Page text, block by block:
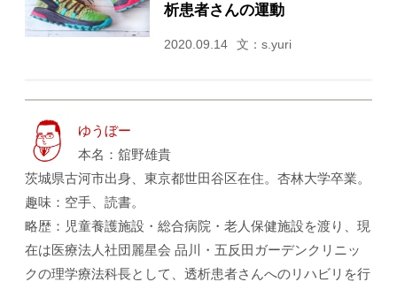
析患者さんの運動
2020.09.14 文：s.yuri
ゆうぼー
本名：舘野雄貴
茨城県古河市出身、東京都世田谷区在住。杏林大学卒業。
趣味：空手、読書。
略歴：児童養護施設・総合病院・老人保健施設を渡り、現
在は医療法人社団麗星会 品川・五反田ガーデンクリニッ
クの理学療法科長として、透析患者さんへのリハビリを行